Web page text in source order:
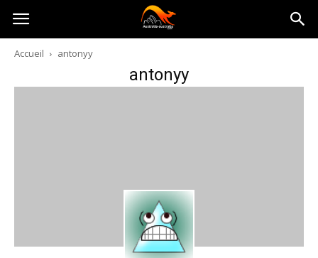
Australia-
australie.com
Accueil antonyy
antonyy